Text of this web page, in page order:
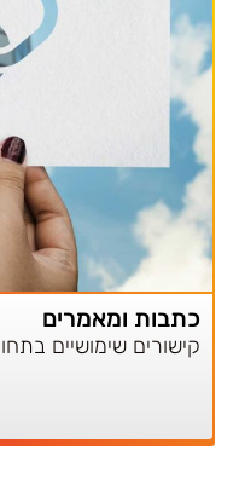
כתבות ומאמרים
קישורים שימושיים